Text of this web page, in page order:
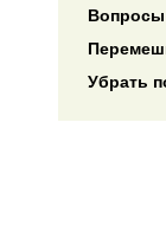
Вопросы
Убрать